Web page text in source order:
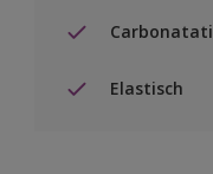
Elastisch